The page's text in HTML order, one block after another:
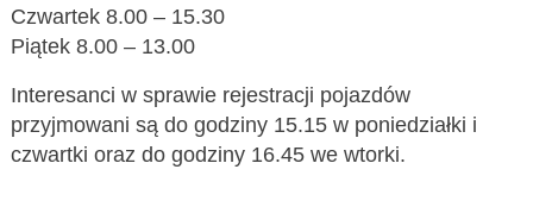
Czwartek 8.00 – 15.30
Piątek 8.00 – 13.00
Interesanci w sprawie rejestracji pojazdów
przyjmowani są do godziny 15.15 w poniedziałki i
czwartki oraz do godziny 16.45 we wtorki.